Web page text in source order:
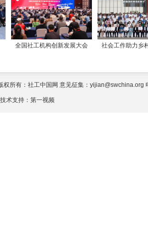
全国社工机构创新发展大会 社会工作助力乡
权所有：社工中国网 意见征集：yijian@swchina.org
支持： 第一视频